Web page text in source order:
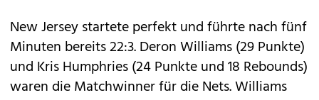
New Jersey startete perfekt und führte nach fünf
Minuten bereits 22:3. Deron Williams (29 Punkte)
und Kris Humphries (24 Punkte und 18 Rebounds)
waren die Matchwinner für die Nets. Williams